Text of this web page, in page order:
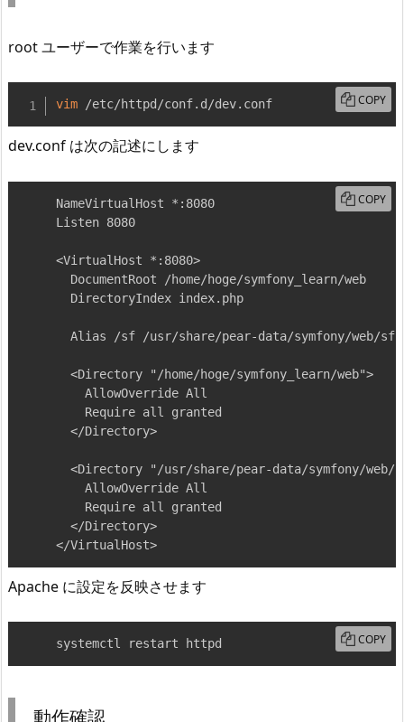
root ユーザーで作業を行います
vim /etc/httpd/conf.d/dev.conf COPY
dev.conf は次の記述にします
NameVirtualHost *:8080
Listen 8080
<VirtualHost *:8080>
  DocumentRoot /home/hoge/symfony_learn/web
  DirectoryIndex index.php
  Alias /sf /usr/share/pear-data/symfony/web/sf
  <Directory "/home/hoge/symfony_learn/web">
    AllowOverride All
    Require all granted
  </Directory>
<Directory "/usr/share/pear-data/symfony/web/
    AllowOverride All
    Require all granted
  </Directory>
</VirtualHost>
COPY
Apache に設定を反映させます
systemctl restart httpd COPY